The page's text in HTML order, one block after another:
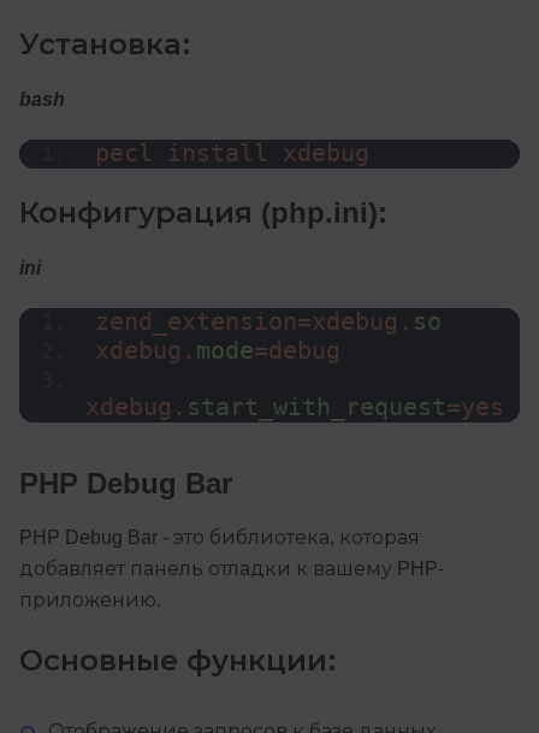
Установка:
bash
pecl install xdebug
Конфигурация (php.ini):
ini
zend_extension=xdebug. so
xdebug. mode=debug
xdebug. start_with_request=yes
PHP Debug Bar
PHP Debug Bar - это библиотека, которая
добавляет панель отладки к вашему PHP-
приложению.
Основные функции: